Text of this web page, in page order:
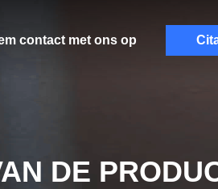
contact met ons op
DE